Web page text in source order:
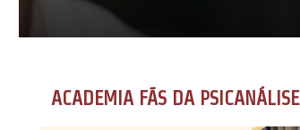
ACADEMIA FÃS DA PSICANÁLISE